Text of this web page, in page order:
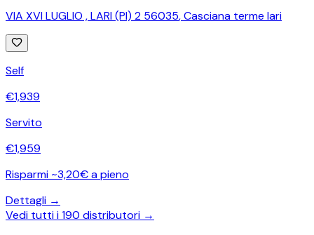
VIA XVI LUGLIO , LARI (PI) 2 56035,Casciana terme lari
Self
€1,939
Servito
€1,959
Risparmi ~3,20€ a pieno
Dettagli →
Vedi tutti i190 distributori →